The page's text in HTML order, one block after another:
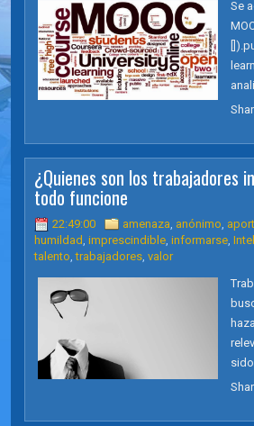
Se
¿Quienes son los trabajadores
todo funcione
22:49:00 amenaza, anónimo,
humildad , imprescindible, informarse,
talento,trabajadores, valor